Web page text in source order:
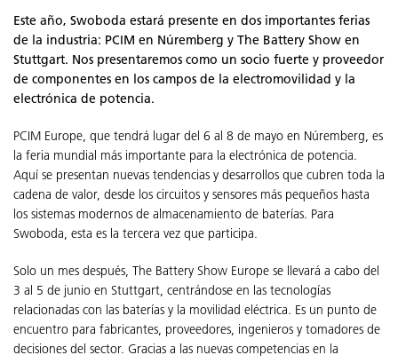
Este año, Swoboda estará presente en dos importantes ferias
de la industria: PCIM en Núremberg y The Battery Show en
Stuttgart. Nos presentaremos como un socio fuerte y proveedor
de componentes en los campos de la electromovilidad y la
electrónica de potencia.
PCIM Europe, que tendrá lugar del 6 al 8 de mayo en Núremberg, es
la feria mundial más importante para la electrónica de potencia.
Aquí se presentan nuevas tendencias y desarrollos que cubren toda la
cadena de valor, desde los circuitos y sensores más pequeños hasta
los sistemas modernos de almacenamiento de baterías. Para
Swoboda, esta es la tercera vez que participa.
Solo un mes después, The Battery Show Europe se llevará a cabo del
3 al 5 de junio en Stuttgart, centrándose en las tecnologías
relacionadas con las baterías y la movilidad eléctrica. Es un punto de
encuentro para fabricantes, proveedores, ingenieros y tomadores de
decisiones del sector. Gracias a las nuevas competencias en la